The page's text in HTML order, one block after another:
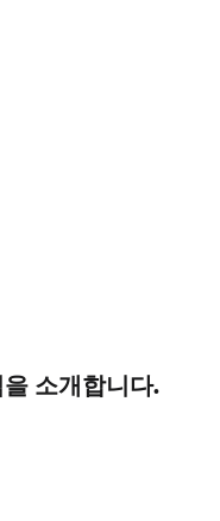
소개합니다.